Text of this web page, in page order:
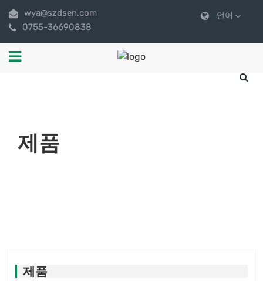
wya@szdsen.com
0755-36690838
언어
제품
제품